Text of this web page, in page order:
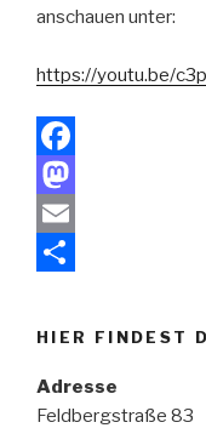
anschauen unter:
https://youtu.be/
F
a
c
b
o
M
a
t
d
E
a
l
e
l
HIER FINDEST
Adresse
Feldbergstraße 83